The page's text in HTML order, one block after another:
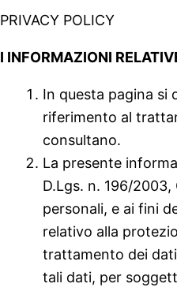
PRIVACY POLICY
I INFORMAZIONI
In questa pagina si
riferimento al
consultano.
La presente
D.Lgs. n. 196/
personali, e ai fini
relativo alla
trattamento dei
tali dati, per